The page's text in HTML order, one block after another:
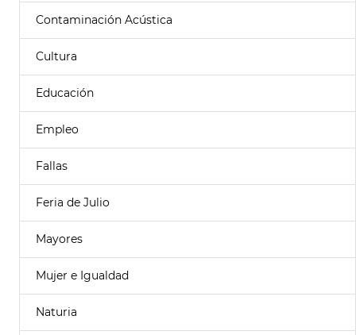
Contaminación Acústica
Cultura
Educación
Empleo
Fallas
Feria de Julio
Mayores
Mujer e Igualdad
Naturia